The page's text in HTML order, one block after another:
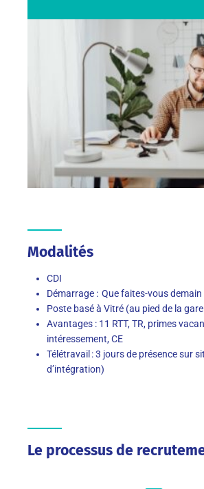
Modalités
CDI
Démarrage : Que faites-vous demain
Poste basé à Vitré (au pied de la
Avantages : 11 RTT, TR, primes
intéressement, CE
Télétravail : 3 jours de présence sur
d’intégration)
Le processus de